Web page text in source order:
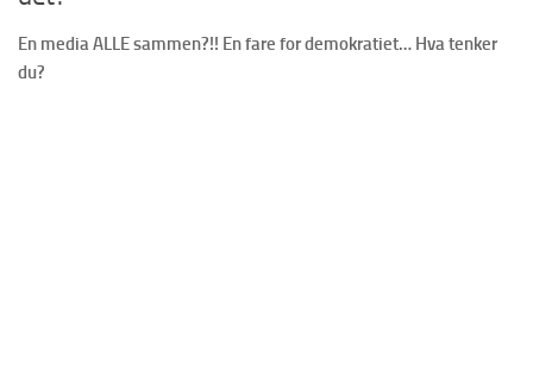
En media ALLE sammen?!! En fare for demokratiet… Hva tenker
du?